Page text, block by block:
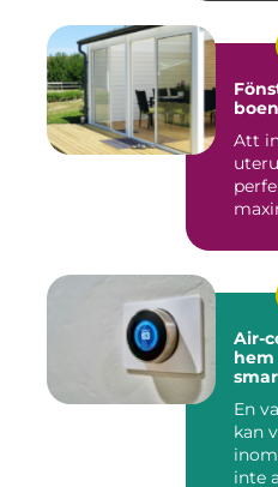
Att
Air-
hem
En
kan
inte